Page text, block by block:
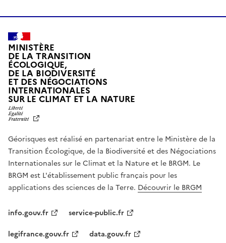
MINISTÈRE
DE LA TRANSITION
ÉCOLOGIQUE,
DE LA BIODIVERSITÉ
ET DES NÉGOCIATIONS
INTERNATIONALES
SUR LE CLIMAT ET LA NATUREL
T
É
,
É
G
A
L
F
Géorisques est réalisé en partenariat entre le Ministère de la
Transition Écologique, de la Biodiversité et des Négociations
Internationales sur le Climat et la Nature et le BRGM. Le
BRGM est L'établissement public français pour les
applications des sciences de la Terre. Découvrir le BRGM
info.gouv.fr
service-public.fr
legifrance.gouv.fr
data.gouv.fr